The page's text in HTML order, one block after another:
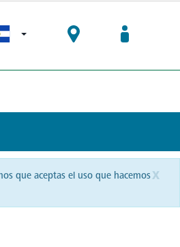
x
que aceptas el uso que hacemos